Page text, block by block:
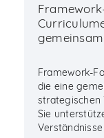
Framework-
die eine
strategischen
Sie